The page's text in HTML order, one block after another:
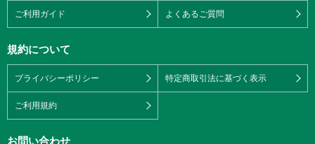
ご利用ガイド よくあるご質問
規約について
プライバシーポリシー 特定商取引法に基づく表示
ご利用規約
お問い合わせ